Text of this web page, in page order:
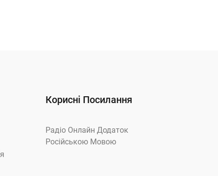
Корисні Посилання
Радіо Онлайн Додаток
Російською Мовою